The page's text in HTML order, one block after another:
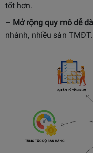
tốt hơn.
– Mở rộng quy mô dễ
nhánh, nhiều sàn TMĐT.